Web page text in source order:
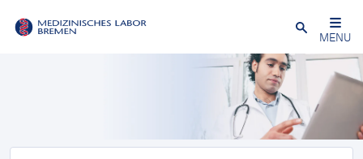
Schließen
MENU